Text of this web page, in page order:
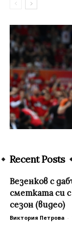
Recent Posts
Везенков с
сметката си
сезон (видео)
Виктория Петрова -